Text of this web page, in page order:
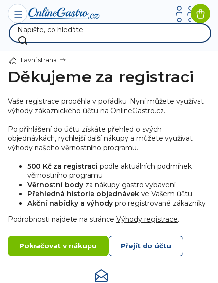
Přejít
obsah
Hlavní strana
Děkujeme za registraci
Vaše registrace proběhla v pořádku. Nyní můžete využívat
výhody zákaznického účtu na OnlineGastro.cz.
Po přihlášení do účtu získáte přehled o svých
objednávkách, rychlejší další nákupy a můžete využívat
výhody našeho věrnostního programu.
500 Kč za registraci podle aktuálních podmínek
věrnostního programu
Věrnostní body za nákupy gastro vybavení
Přehledná historie objednávek ve Vašem účtu
Akční nabídky a výhody pro registrované zákazníky
Podrobnosti najdete na stránce Výhody registrace.
Pokračovat v nákupu Přejít do účtu